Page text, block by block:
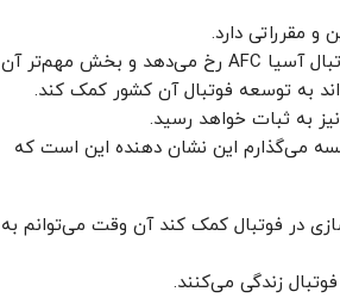
و مقرراتی دارد.
بخشی از این قوانین در فدراسیون جهانی فوتبال فیفا و در کنفدراسیون فوتبال آسیا AFC رخ می‌دهد و بخش مهم‌تر آن
به توسعه فوتبال آن کشور کمک کند.
به ثبات خواهد رسید.
حل مشکل دو باشگاه استقلال و پرسپولیس ۴ یا ۵ بار جلسه می‌گذارم این نشان دهنده این است که
در فوتبال کمک کند آن وقت می‌توانم به
زندگی می‌کنند.